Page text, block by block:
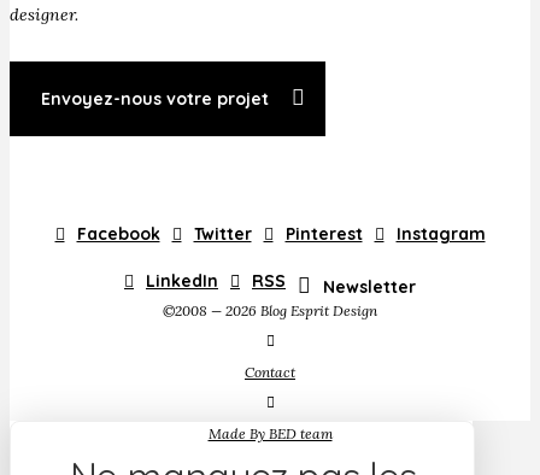
designer.
Envoyez-nous votre projet
Facebook Twitter Pinterest Instagram
LinkedIn RSS Newsletter
©2008 — 2026 Blog Esprit Design
Contact
Made By BED team